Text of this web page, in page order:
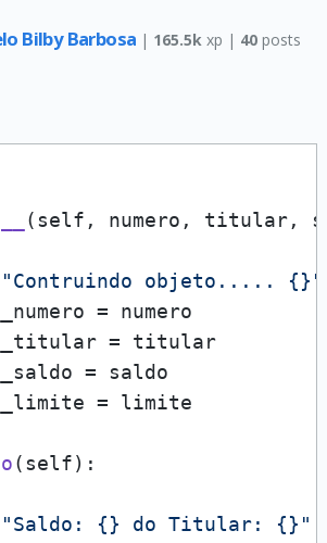
Bilby Barbosa | 165.5k xp | 40posts
(self, numero, titular,
"Contruindo objeto..... {}"
= numero
= titular
= saldo
= limite
(self):
"Saldo: {} do Titular: {}"